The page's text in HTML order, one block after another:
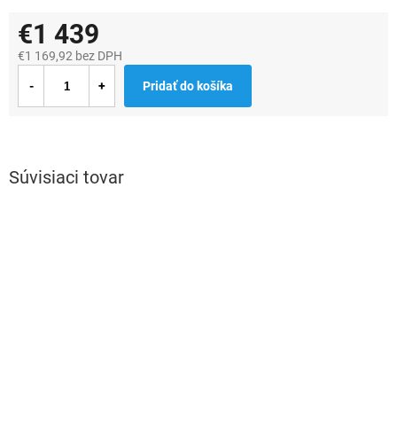
€1 439
€1 169,92 bez DPH
cena:
Pridať do košíka
Súvisiaci tovar